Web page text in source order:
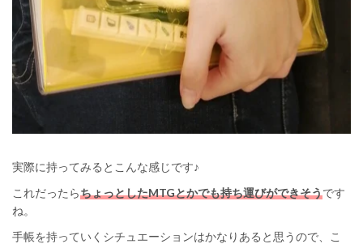
実際に持ってみるとこんな感じです♪
これだったらちょっとしたMTGとかでも持ち運びができそうです
ね。
手帳を持っていくシチュエーションはかなりあると思うので、こ